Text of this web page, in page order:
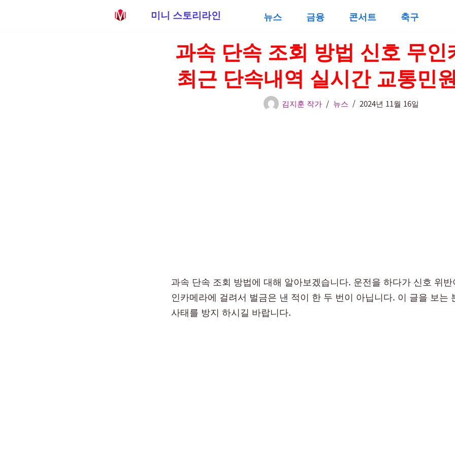
미니 스토리라인 뉴스 금융 콘서트 축구
과속 단속 조회 방법 신호 무인
최근 단속내역 실시간 교통민
김지훈 작가 뉴스 2024년 11월 16일
과속 단속 조회 방법에 대해 알아보겠습니다. 운전을 하다가 신호 위
인카메라에 걸려서 벌금은 낸 적이 한 두 번이 아닙니다. 이 글을 보는
사태를 방지 하시길 바랍니다.